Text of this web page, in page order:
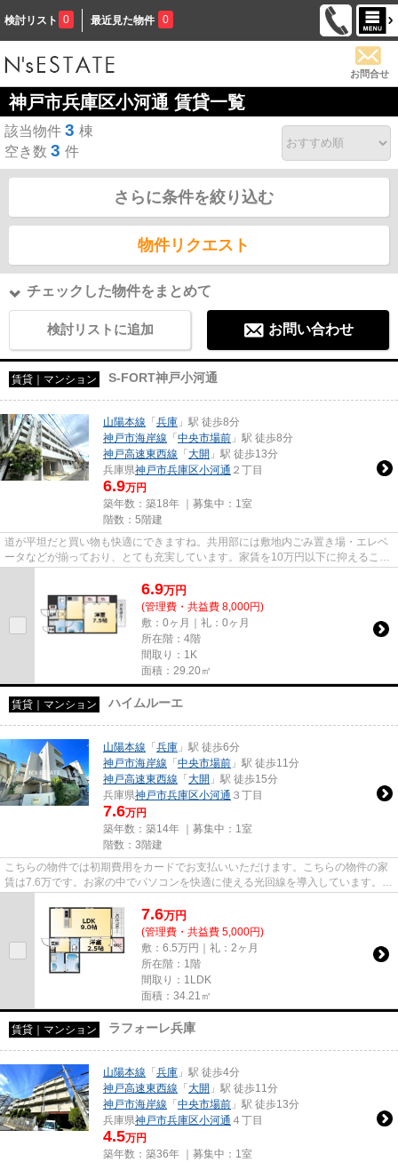
検討リスト 0 最近見た物件 0
お問合せ
神戸市兵庫区小河通 賃貸一覧
該当物件 3 棟
空き数 3 件
さらに条件を絞り込む
物件リクエスト
チェックした物件をまとめて
検討リストに追加 お問い合わせ
賃貸｜マンション S-FORT神戸小河通
山陽本線 「 兵庫 」駅 徒歩8分
神戸市海岸線 「 中央市場前 」駅 徒歩8分
神戸高速東西線 「 大開 」駅 徒歩13分
兵庫県神戸市兵庫区小河通 ２丁目
6.9万円
築年数：築18年 ｜募集中： 1室
階数：5階建
道が平坦だと買い物も快適にできますね。共用部には敷地内ごみ置き場・エレベ
ータなどが揃っており、とても充実しています。家賃を10万円以下に抑えること
6.9万円
(管理費・共益費 8,000円)
敷：0ヶ月｜礼：0ヶ月
所在階：4階
間取り：1K
面積：29.20㎡
賃貸｜マンション ハイムルーエ
山陽本線 「 兵庫 」駅 徒歩6分
神戸市海岸線 「 中央市場前 」駅 徒歩11分
神戸高速東西線 「 大開 」駅 徒歩15分
兵庫県神戸市兵庫区小河通 ３丁目
7.6万円
築年数：築14年 ｜募集中： 1室
階数：3階建
こちらの物件では初期費用をカードでお支払いいただけます。こちらの物件の家
賃は7.6万です。お家の中でパソコンを快適に使える光回線を導入しています。当
7.6万円
(管理費・共益費 5,000円)
敷：6.5万円｜礼：2ヶ月
所在階：1階
間取り：1LDK
面積：34.21㎡
賃貸｜マンション ラフォーレ兵庫
山陽本線 「 兵庫 」駅 徒歩4分
神戸高速東西線 「 大開 」駅 徒歩11分
神戸市海岸線 「 中央市場前 」駅 徒歩13分
兵庫県神戸市兵庫区小河通 ４丁目
4.5万円
築年数：築36年 ｜募集中： 1室